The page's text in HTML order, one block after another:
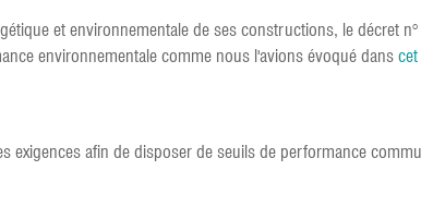
et environnementale de ses constructions, le décret
environnementale comme nous l'avions évoqué dans
afin de disposer de seuils de performance